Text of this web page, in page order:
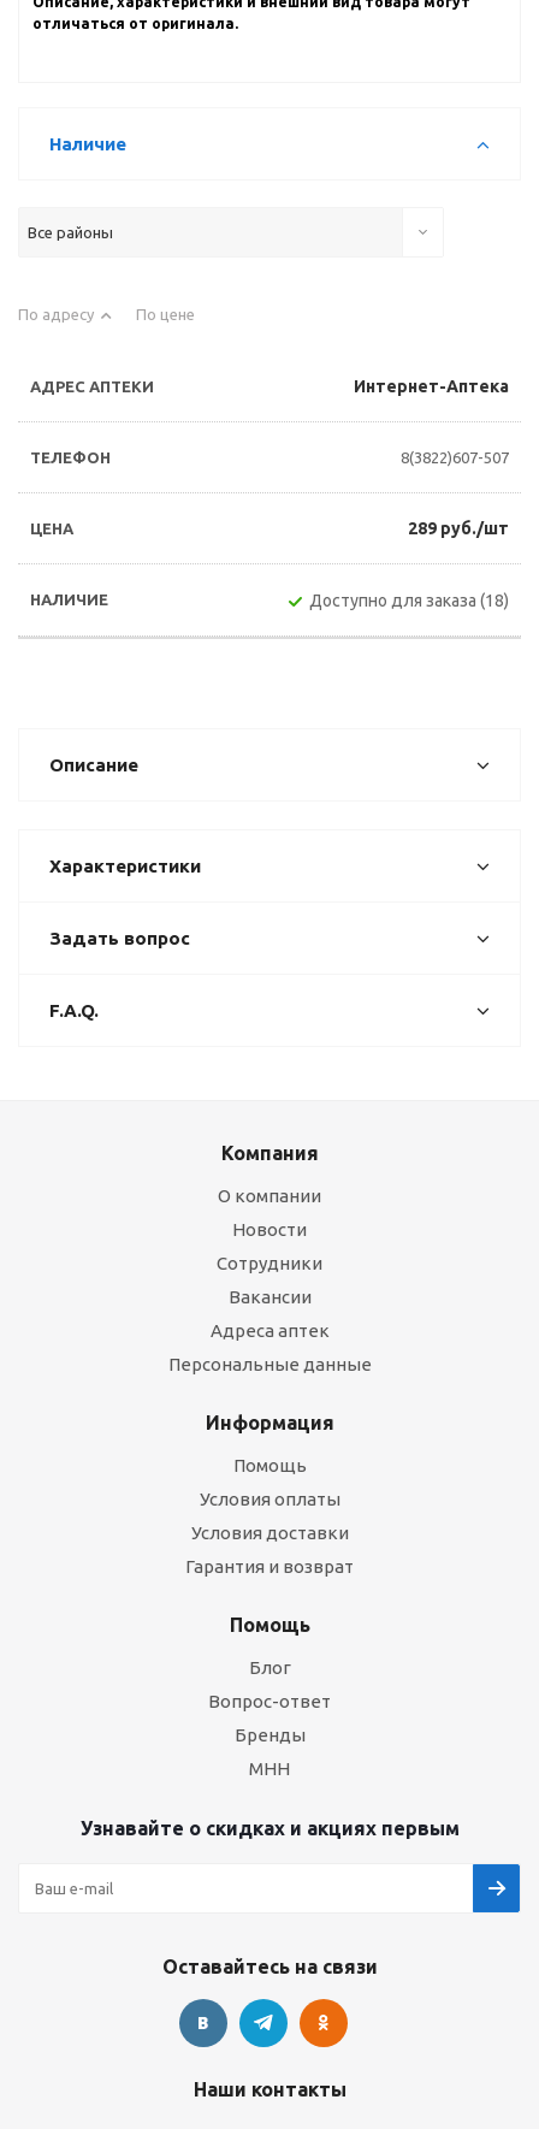
отличаться от оригинала.
Наличие
Все районы
По адресу По цене
Интернет-Аптека
8(3822)607-507
289 руб./шт
Доступно для заказа (18)
Описание
Характеристики
Задать вопрос
F.A.Q.
Компания
О компании
Новости
Сотрудники
Вакансии
Адреса аптек
Персональные данные
Информация
Помощь
Условия оплаты
Условия доставки
Гарантия и возврат
Помощь
Блог
Вопрос-ответ
Бренды
МНН
Узнавайте о скидках и акциях первым
Оставайтесь на связи
Наши контакты